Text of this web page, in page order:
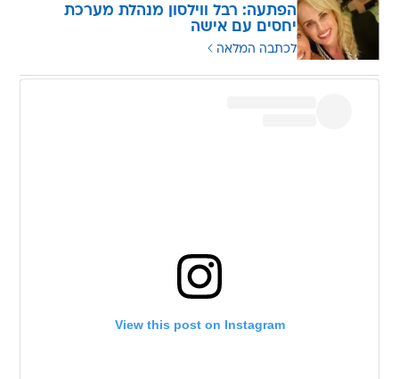
הפתעה: רבל ווילסון מנהלת מערכת
יחסים עם אישה
לכתבה המלאה
View this post on Instagram